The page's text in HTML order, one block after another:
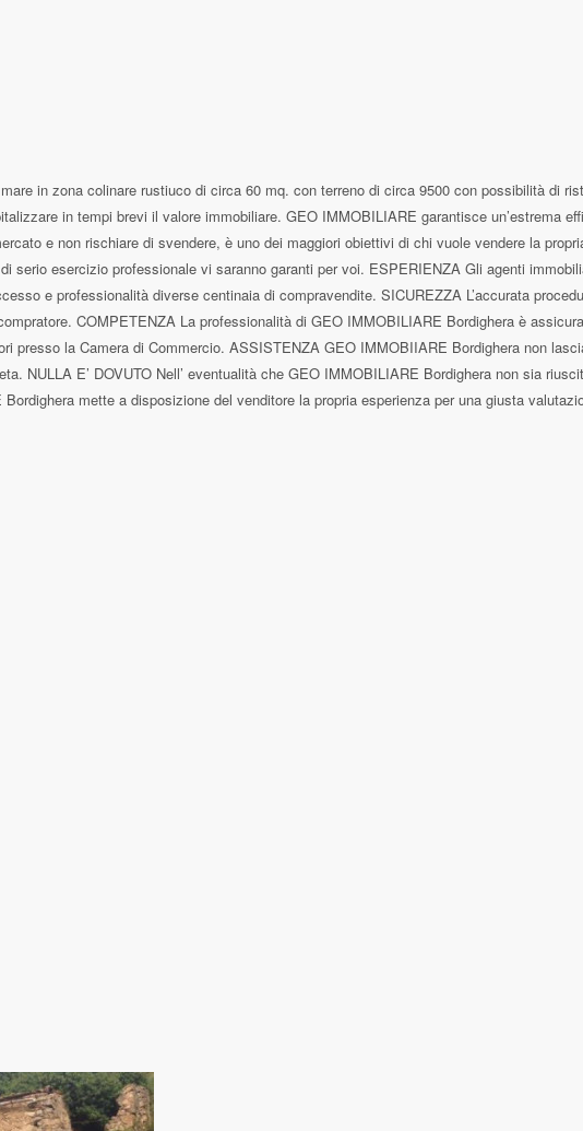
in zona colinare rustiuco di circa 60 mq. con terreno di circa 9500 con possibilità di
in tempi brevi il valore immobiliare. GEO IMMOBILIARE garantisce un’estrema
e non rischiare di svendere, è uno dei maggiori obiettivi di chi vuole vendere la
serio esercizio professionale vi saranno garanti per voi. ESPERIENZA Gli agenti
e professionalità diverse centinaia di compravendite. SICUREZZA L’accurata
COMPETENZA La professionalità di GEO IMMOBILIARE Bordighera è
presso la Camera di Commercio. ASSISTENZA GEO IMMOBIIARE Bordighera non
NULLA E’ DOVUTO Nell’ eventualità che GEO IMMOBILIARE Bordighera non sia
mette a disposizione del venditore la propria esperienza per una giusta